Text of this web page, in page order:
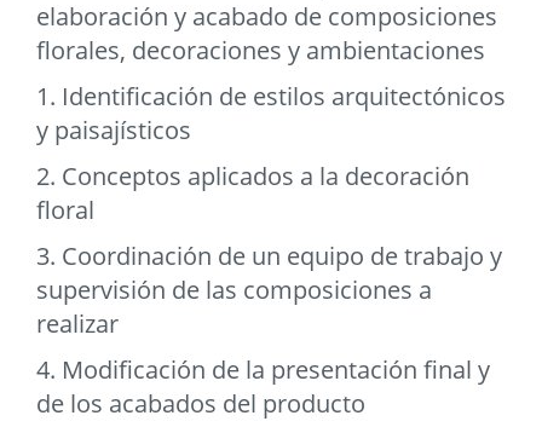
elaboración y acabado de composiciones
florales, decoraciones y ambientaciones
1. Identificación de estilos arquitectónicos
y paisajísticos
2. Conceptos aplicados a la decoración
floral
3. Coordinación de un equipo de trabajo y
supervisión de las composiciones a
realizar
4. Modificación de la presentación final y
de los acabados del producto